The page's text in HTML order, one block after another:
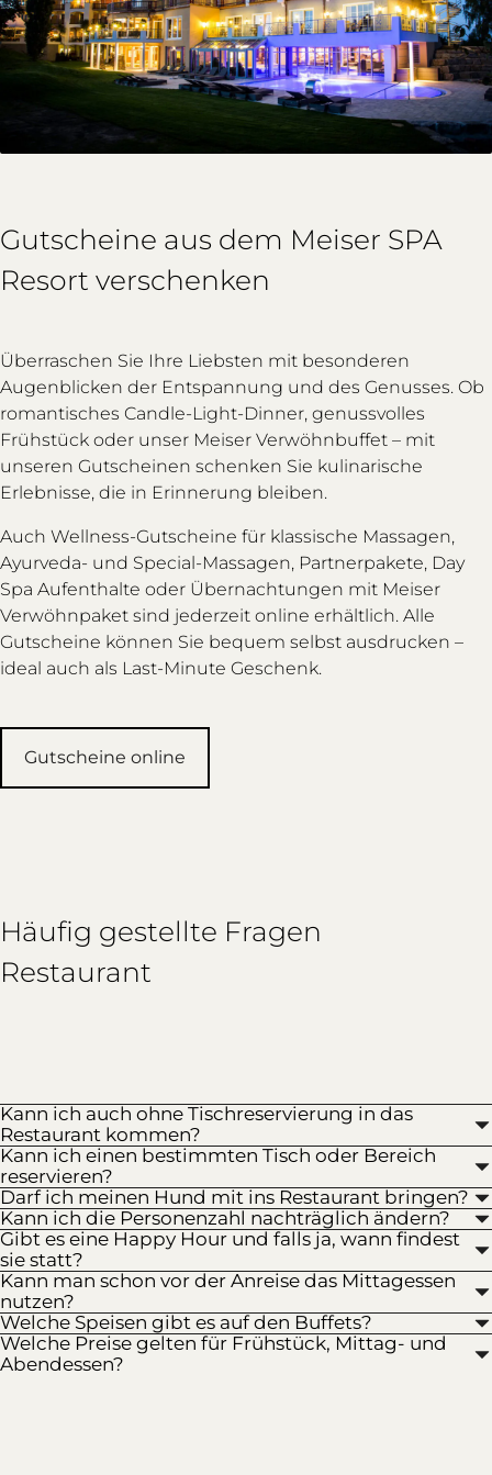
Gutscheine aus dem Meiser SPA
Resort verschenken
Überraschen Sie Ihre Liebsten mit besonderen
Augenblicken der Entspannung und des Genusses. Ob
romantisches Candle-Light-Dinner, genussvolles
Frühstück oder unser Meiser Verwöhnbuffet – mit
unseren Gutscheinen schenken Sie kulinarische
Erlebnisse, die in Erinnerung bleiben.
Auch Wellness-Gutscheine für klassische Massagen,
Ayurveda- und Special-Massagen, Partnerpakete, Day
Spa Aufenthalte oder Übernachtungen mit Meiser
Verwöhnpaket sind jederzeit online erhältlich. Alle
Gutscheine können Sie bequem selbst ausdrucken –
ideal auch als Last-Minute Geschenk.
Gutscheine online
Häufig gestellte Fragen
Restaurant
Kann ich auch ohne Tischreservierung in das
Restaurant kommen?
Kann ich einen bestimmten Tisch oder Bereich
reservieren?
Darf ich meinen Hund mit ins Restaurant bringen?
Kann ich die Personenzahl nachträglich ändern?
Gibt es eine Happy Hour und falls ja, wann findest
sie statt?
Kann man schon vor der Anreise das Mittagessen
nutzen?
Welche Speisen gibt es auf den Buffets?
Welche Preise gelten für Frühstück, Mittag- und
Abendessen?